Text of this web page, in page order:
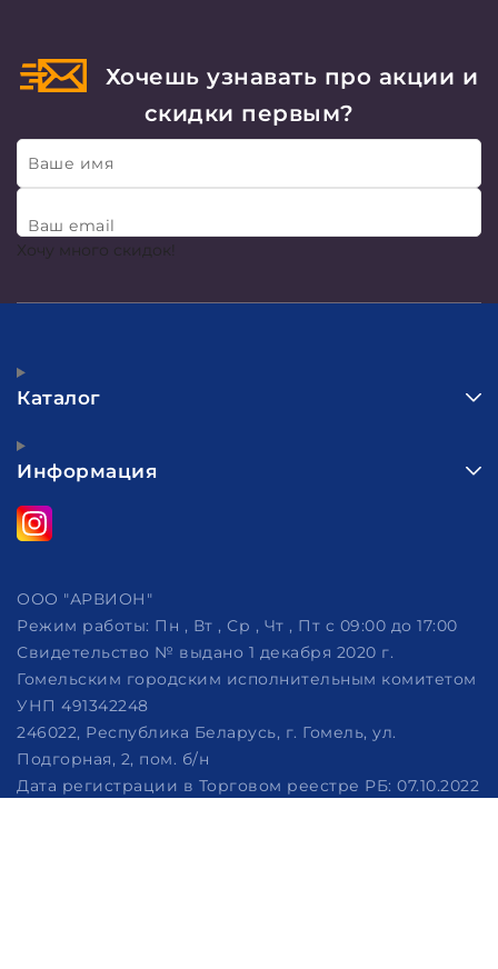
Хочешь узнавать про акции и
скидки первым?
Ваше имя
Ваш email
Хочу много скидок!
Каталог
Информация
ООО "АРВИОН"
Режим работы: Пн , Вт , Ср , Чт , Пт c 09:00 до 17:00
Свидетельство № выдано 1 декабря 2020 г.
Гомельским городским исполнительным комитетом
УНП 491342248
246022, Республика Беларусь, г. Гомель, ул.
Подгорная, 2, пом. б/н
Дата регистрации в Торговом реестре РБ: 07.10.2022